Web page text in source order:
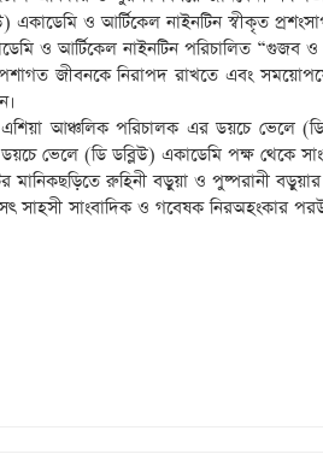
একাডেমি ও আর্টিকেল নাইনটিন স্বীকৃত
ও আর্টিকেল নাইনটিন পরিচালিত “গুজব
জীবনকে নিরাপদ রাখতে এবং
আঞ্চলিক পরিচালক এর ডয়চে ভেলে
ভেলে (ডি ডব্লিউ) একাডেমি পক্ষ থেকে
মানিকছড়িতে রুহিনী বড়ুয়া ও পুষ্পরানী
সাহসী সাংবাদিক ও গবেষক নিরঅহংকার